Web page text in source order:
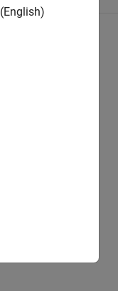
(English)